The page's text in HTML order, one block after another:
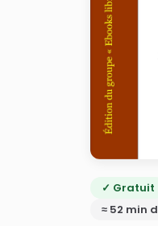
✓ Gratuit
≈ 52 min